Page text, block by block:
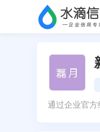
通过企业官